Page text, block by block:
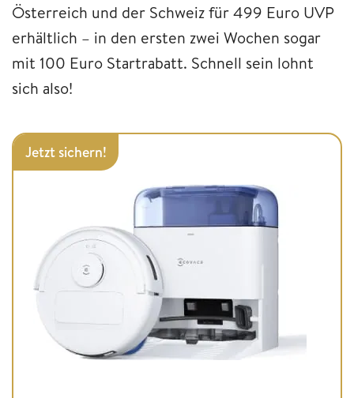
Österreich und der Schweiz für 499 Euro UVP
erhältlich – in den ersten zwei Wochen sogar
mit 100 Euro Startrabatt. Schnell sein lohnt
sich also!
Jetzt sichern!